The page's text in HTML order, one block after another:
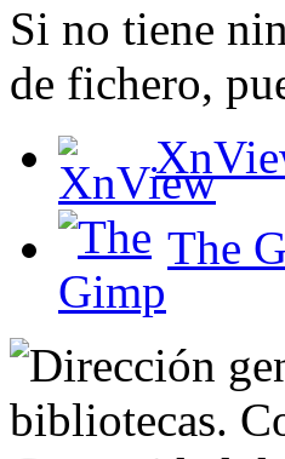
Si no tiene
de fichero,
The